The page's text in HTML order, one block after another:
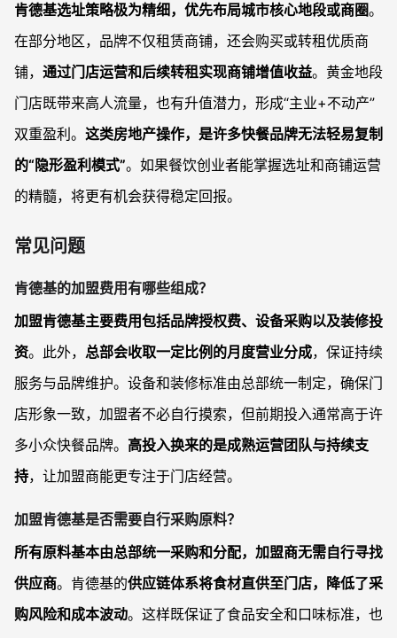
肯德基选址策略极为精细，优先布局城市核心地段或商圈。
在部分地区，品牌不仅租赁商铺，还会购买或转租优质商
铺， 通过门店运营和后续转租实现商铺增值收益。黄金地段
门店既带来高人流量，也有升值潜力，形成“主业+不动产”
双重盈利。 这类房地产操作，是许多快餐品牌无法轻易复制
的“隐形盈利模式”。如果餐饮创业者能掌握选址和商铺运营
的精髓，将更有机会获得稳定回报。
常见问题
肯德基的加盟费用有哪些组成？
加盟肯德基主要费用包括品牌授权费、设备采购以及装修投
资。此外， 总部会收取一定比例的月度营业分成，保证持续
服务与品牌维护。设备和装修标准由总部统一制定，确保门
店形象一致，加盟者不必自行摸索，但前期投入通常高于许
多小众快餐品牌。 高投入换来的是成熟运营团队与持续支
持，让加盟商能更专注于门店经营。
加盟肯德基是否需要自行采购原料？
所有原料基本由总部统一采购和分配，加盟商无需自行寻找
供应商。肯德基的供应链体系将食材直供至门店，降低了采
购风险和成本波动。这样既保证了食品安全和口味标准，也